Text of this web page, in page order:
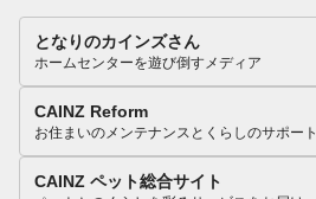
となりのカインズさん
ホームセンターを遊び倒すメディア
CAINZ Reform
お住まいのメンテナンスとくらしのサポート
CAINZ ペット総合サイト